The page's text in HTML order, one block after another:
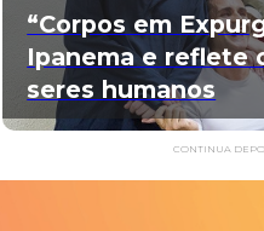
“Corpos em
Ipanema e reflete
seres humanos
CONTINUA